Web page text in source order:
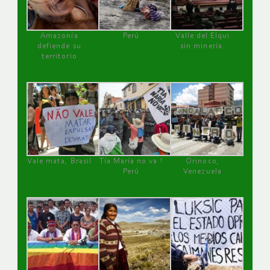
Amazonía
defiende su
territorio
Perú
Valle del Elqui
sin minería.
Vale mata, Brasil
Tía María no va !
Perú
Orinoco,
Venezuela